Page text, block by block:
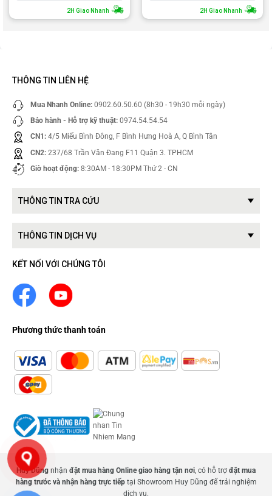
2H Giao Nhanh 2H Giao Nhanh
THÔNG TIN LIÊN HỆ
Mua Nhanh Online: 0902.60.50.60 (8h30 - 19h30 mỗi ngày)
Bảo hành - Hỗ trợ kỹ thuật: 0974.54.54.54
CN1: 4/5 Miếu Bình Đông, F Bình Hưng Hoà A, Q Bình Tân
CN2: 237/68 Trần Văn Đang F11 Quận 3. TPHCM
Giờ hoạt động: 8:30AM - 18:30PM Thứ 2 - CN
THÔNG TIN TRA CỨU
THÔNG TIN DỊCH VỤ
KẾT NỐI VỚI CHÚNG TÔI
Phương thức thanh toán
Huy Dũng nhận đặt mua hàng Online giao hàng tận nơi , có hỗ trợ đặt mua
hàng trước và nhận hàng trực tiếptại Showroom Huy Dũng để trải nghiệm
dịch vụ.